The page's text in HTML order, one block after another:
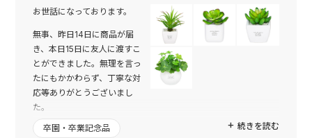
お世話になっております。
無事、昨日14日に商品が届
き、本日15日に友人に渡すこ
とができました。無理を言っ
たにもかかわらず、丁寧な対
応等ありがとうございまし
た。
私の分も購入したのですが、到着してさっそく開けさせていただ
続きを読む
卒園・卒業記念品